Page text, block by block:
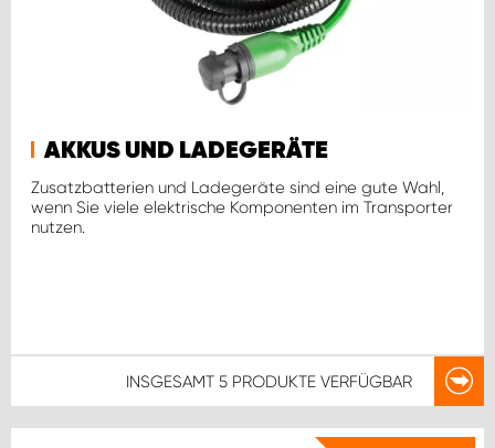
AKKUS UND LADEGERÄTE
Zusatzbatterien und Ladegeräte sind eine gute Wahl,
wenn Sie viele elektrische Komponenten im Transporter
nutzen.
INSGESAMT 5 PRODUKTE VERFÜGBAR